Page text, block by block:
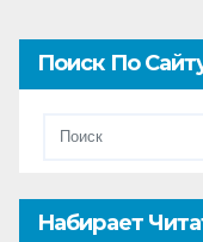
Поиск По
Набирает